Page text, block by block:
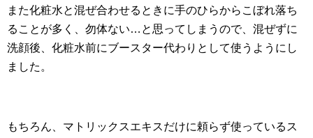
また化粧水と混ぜ合わせるときに手のひらからこぼれ落ち
ることが多く、勿体ない…と思ってしまうので、混ぜずに
洗顔後、化粧水前にブースター代わりとして使うようにし
ました。
もちろん、マトリックスエキスだけに頼らず使っているス